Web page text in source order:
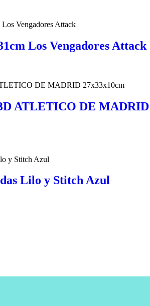
Los Vengadores Attack
ATLETICO DE MADRID
Lilo y Stitch Azul